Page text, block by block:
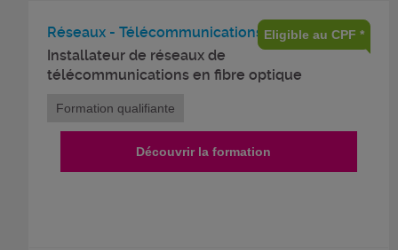
Réseaux - Télécommunications
Installateur de réseaux de
télécommunications en fibre optique
Eligible au CPF *
Formation qualifiante
Découvrir la formation